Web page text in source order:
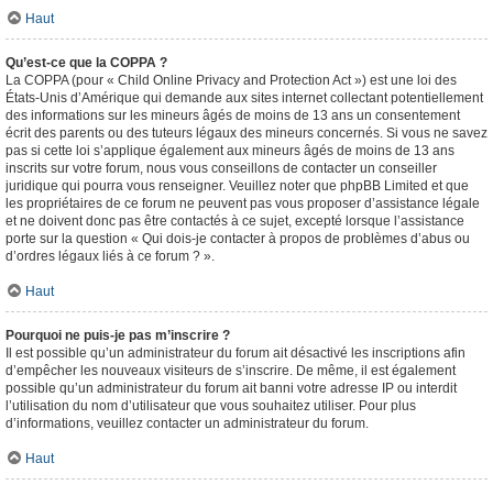
Haut
Qu’est-ce que la COPPA ?
La COPPA (pour « Child Online Privacy and Protection Act ») est une loi des
États-Unis d’Amérique qui demande aux sites internet collectant potentiellement
des informations sur les mineurs âgés de moins de 13 ans un consentement
écrit des parents ou des tuteurs légaux des mineurs concernés. Si vous ne savez
pas si cette loi s’applique également aux mineurs âgés de moins de 13 ans
inscrits sur votre forum, nous vous conseillons de contacter un conseiller
juridique qui pourra vous renseigner. Veuillez noter que phpBB Limited et que
les propriétaires de ce forum ne peuvent pas vous proposer d’assistance légale
et ne doivent donc pas être contactés à ce sujet, excepté lorsque l’assistance
porte sur la question « Qui dois-je contacter à propos de problèmes d’abus ou
d’ordres légaux liés à ce forum ? ».
Haut
Pourquoi ne puis-je pas m’inscrire ?
Il est possible qu’un administrateur du forum ait désactivé les inscriptions afin
d’empêcher les nouveaux visiteurs de s’inscrire. De même, il est également
possible qu’un administrateur du forum ait banni votre adresse IP ou interdit
l’utilisation du nom d’utilisateur que vous souhaitez utiliser. Pour plus
d’informations, veuillez contacter un administrateur du forum.
Haut